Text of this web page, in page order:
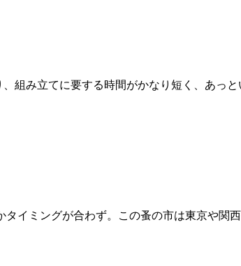
組み立てに要する時間がかなり短く、あっ
イミングが合わず。この蚤の市は東京や関